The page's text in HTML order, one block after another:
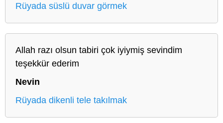
Rüyada süslü duvar görmek
Allah razı olsun tabiri çok iyiymiş sevindim
teşekkür ederim
Nevin
Rüyada dikenli tele takılmak